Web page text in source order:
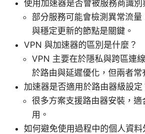
使用加速器是否會被服務商識別
部分服務可能會檢測異常流
與穩定更新的節點是關鍵。
VPN 與加速器的區別是什麼？
VPN 主要在於隱私與跨區連
於路由與延遲優化，但兩者常
加速器是否適用於路由器級設定
很多方案支援路由器安裝，
用。
如何避免使用過程中的個人資料